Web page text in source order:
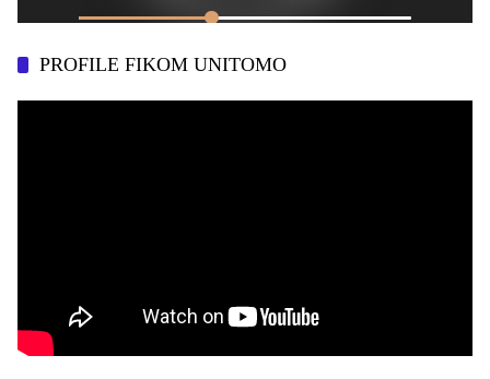
PROFILE FIKOM UNITOMO